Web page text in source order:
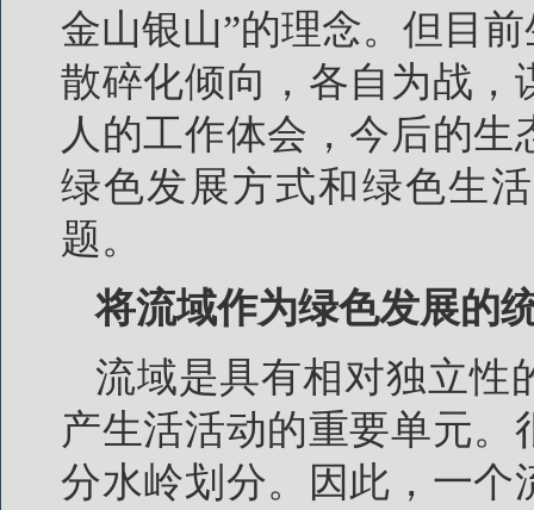
金山银山”的理念。但目
散碎化倾向，各自为战，
人的工作体会，今后的
绿色发展方式和绿色生
题。
将流域作为绿色发展的
流域是具有相对独立性
产生活活动的重要单元
分水岭划分。因此，一个